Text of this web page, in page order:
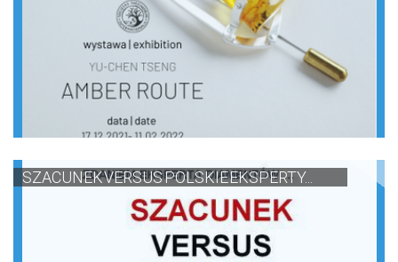
SZACUNEK VERSUS POLSKIE EKSPERTY...